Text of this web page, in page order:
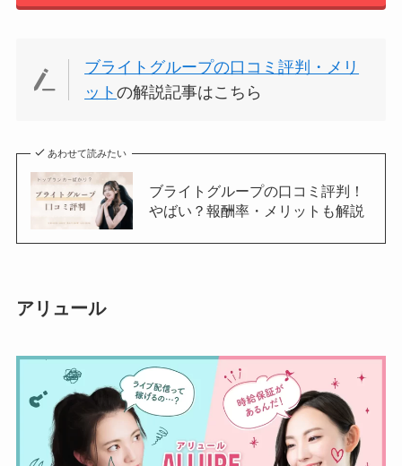
ブライトグループの口コミ評判・メリ
ットの解説記事はこちら
あわせて読みたい
ブライトグループの口コミ評判！
やばい？報酬率・メリットも解説
アリュール